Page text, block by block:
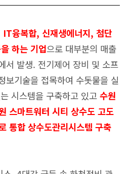
IT융복합, 신재생에너지, 첨단
하는 기업으로 대부분의 매출
서 발생. 전기제어 장비 및 소프
보기술을 접목하여 수돗물을 실
시스템을 구축하고 있고 수원
스마트워터 시티 상수도 고도
통합 상수도관리시스템 구축